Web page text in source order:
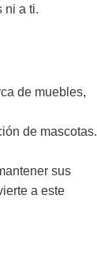
ni a ti.
de muebles,
de mascotas.
sus
a este